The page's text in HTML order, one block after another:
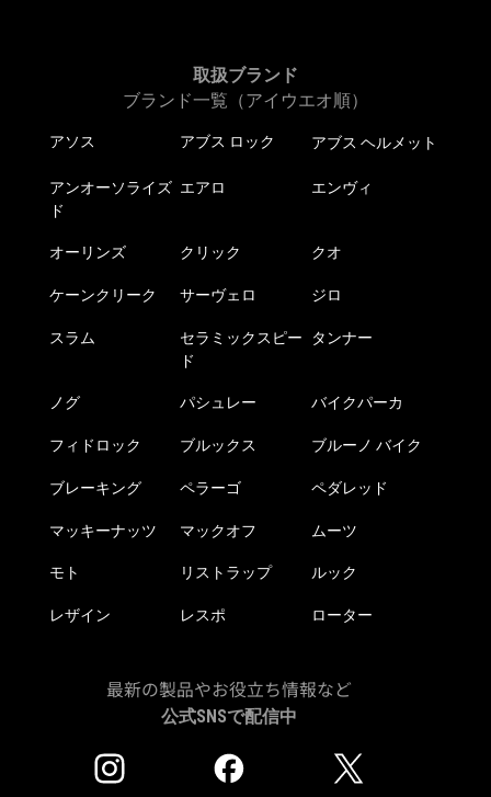
取扱ブランド
ブランド一覧（アイウエオ順）
アソス アブス ロック アブス ヘルメット
アンオーソライズ
ド
エアロ エンヴィ
オーリンズ クリック クオ
ケーンクリーク サーヴェロ ジロ
スラム
セラミックスピー
ド
タンナー
ノグ パシュレー バイクパーカ
フィドロック ブルックス ブルーノ バイク
ブレーキング ペラーゴ ペダレッド
マッキーナッツ マックオフ ムーツ
モト リストラップ ルック
レザイン レスポ ローター
最新の製品やお役立ち情報など
公式SNSで配信中